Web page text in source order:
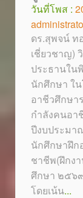
วันที่โพส :
ดร.สุพจน์ ท
เชี่ยวชาญ)
ประธานใน
นักศึกษา ใ
อาชีวศึกษา
กำลังคนอา
ปีงบประมา
นักศึกษาฝึก
ชาชีพ(ฝึกง
ศึกษา ๒๕๖
โดยเน้น...